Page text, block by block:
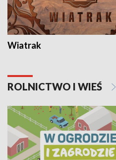
Wiatrak
ROLNICTWO I WIEŚ